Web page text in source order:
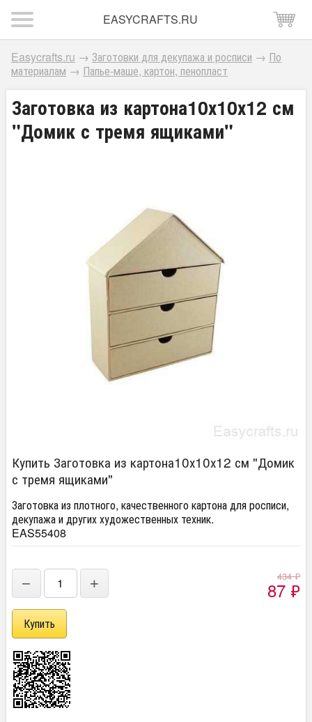
EASYCRAFTS.RU
Easycrafts.ru → Заготовки для декупажа и росписи → По
материалам → Папье-маше, картон, пенопласт
Заготовка из картона10х10х12 см
"Домик с тремя ящиками"
Купить Заготовка из картона10х10х12 см "Домик
с тремя ящиками"
Заготовка из плотного, качественного картона для росписи,
декупажа и других художественных техник.
EAS55408
− + 434₽
87 ₽